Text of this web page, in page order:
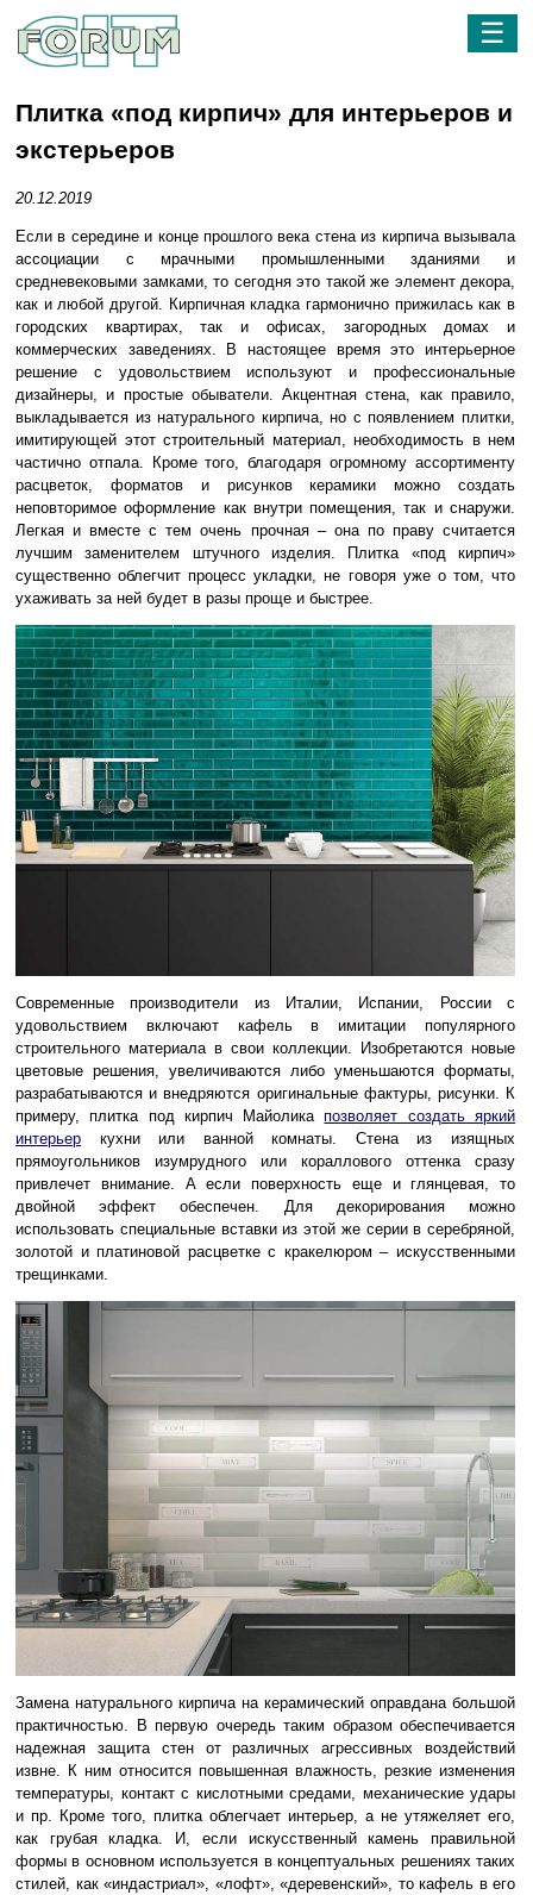
☰
Плитка «под кирпич» для интерьеров и
экстерьеров
20.12.2019
Если в середине и конце прошлого века стена из кирпича вызывала
ассоциации с мрачными промышленными зданиями и
средневековыми замками, то сегодня это такой же элемент декора,
как и любой другой. Кирпичная кладка гармонично прижилась как в
городских квартирах, так и офисах, загородных домах и
коммерческих заведениях. В настоящее время это интерьерное
решение с удовольствием используют и профессиональные
дизайнеры, и простые обыватели. Акцентная стена, как правило,
выкладывается из натурального кирпича, но с появлением плитки,
имитирующей этот строительный материал, необходимость в нем
частично отпала. Кроме того, благодаря огромному ассортименту
расцветок, форматов и рисунков керамики можно создать
неповторимое оформление как внутри помещения, так и снаружи.
Легкая и вместе с тем очень прочная – она по праву считается
лучшим заменителем штучного изделия. Плитка «под кирпич»
существенно облегчит процесс укладки, не говоря уже о том, что
ухаживать за ней будет в разы проще и быстрее.
Современные производители из Италии, Испании, России с
удовольствием включают кафель в имитации популярного
строительного материала в свои коллекции. Изобретаются новые
цветовые решения, увеличиваются либо уменьшаются форматы,
разрабатываются и внедряются оригинальные фактуры, рисунки. К
примеру, плитка под кирпич Майоликапозволяет создать яркий
интерьер кухни или ванной комнаты. Стена из изящных
прямоугольников изумрудного или кораллового оттенка сразу
привлечет внимание. А если поверхность еще и глянцевая, то
двойной эффект обеспечен. Для декорирования можно
использовать специальные вставки из этой же серии в серебряной,
золотой и платиновой расцветке с кракелюром – искусственными
трещинками.
Замена натурального кирпича на керамический оправдана большой
практичностью. В первую очередь таким образом обеспечивается
надежная защита стен от различных агрессивных воздействий
извне. К ним относится повышенная влажность, резкие изменения
температуры, контакт с кислотными средами, механические удары
и пр. Кроме того, плитка облегчает интерьер, а не утяжеляет его,
как грубая кладка. И, если искусственный камень правильной
формы в основном используется в концептуальных решениях таких
стилей, как «индастриал», «лофт», «деревенский», то кафель в его